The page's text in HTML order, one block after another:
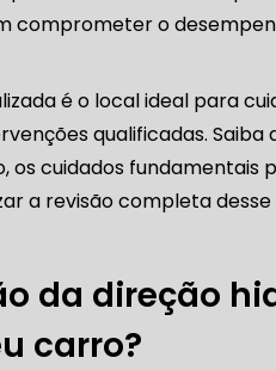
CORREIA DENTADA
CORREIA
comprometer o
é o local ideal para
qualificadas. Saiba
os cuidados fundamentais
a revisão completa
da direção
carro?